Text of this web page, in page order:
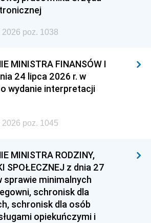
poz. 1038
MINISTRA FINANSÓW I
24 lipca 2026 r. w
wydanie interpretacji
poz. 1045
MINISTRA RODZINY,
SPOŁECZNEJ z dnia 27
sprawie minimalnych
schronisk dla
schronisk dla osób
opiekuńczymi i